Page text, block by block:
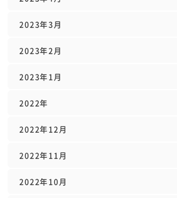
2023年3月
2023年2月
2023年1月
2022年
2022年12月
2022年11月
2022年10月